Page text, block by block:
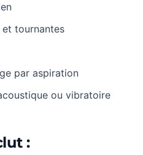
tournantes
par aspiration
ou vibratoire
: